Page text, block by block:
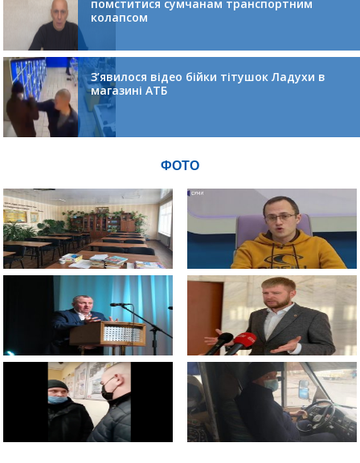
помститися сумчанам транспортним
колапсом
З’явилося відео бійки тітушок Ладухи в
магазині АТБ
ФОТО